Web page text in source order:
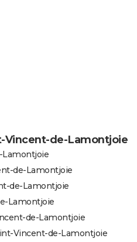
Vincent-de-Lamontjoie
Lamontjoie
de-Lamontjoie
de-Lamontjoie
Lamontjoie
de-Lamontjoie
Vincent-de-Lamontjoie